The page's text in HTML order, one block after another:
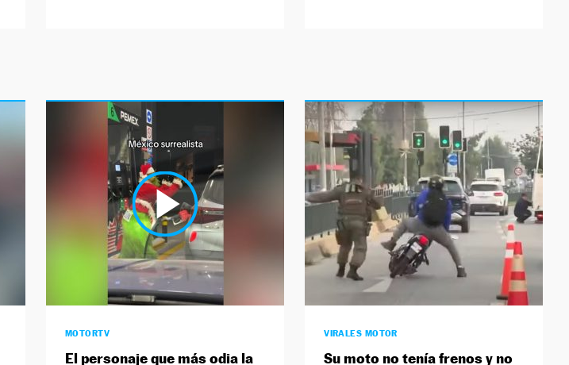
MOTORTV
El personaje que más odia la
VIRALES MOTOR
Su moto no tenía frenos y no